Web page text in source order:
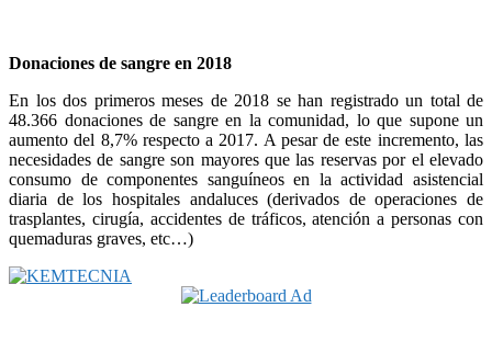
Donaciones de sangre en 2018
En los dos primeros meses de 2018 se han registrado un total de
48.366 donaciones de sangre en la comunidad, lo que supone un
aumento del 8,7% respecto a 2017. A pesar de este incremento, las
necesidades de sangre son mayores que las reservas por el elevado
consumo de componentes sanguíneos en la actividad asistencial
diaria de los hospitales andaluces (derivados de operaciones de
trasplantes, cirugía, accidentes de tráficos, atención a personas con
quemaduras graves, etc…)